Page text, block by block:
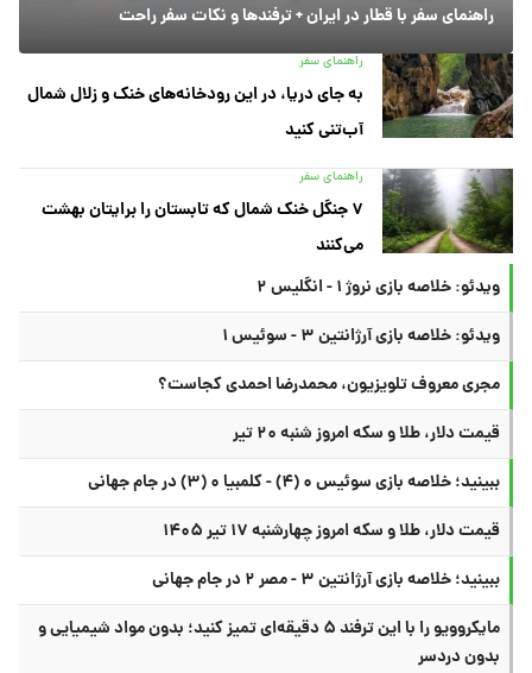
راهنمای سفر با قطار در ایران + ترفندها و نکات سفر راحت
راهنمای سفر
به جای دریا، در این رودخانه‌های خنک و زلال شمال
آب‌تنی کنید
راهنمای سفر
۷ جنگل خنک شمال که تابستان را برایتان بهشت
می‌کنند
ویدئو: خلاصه بازی نروژ ۱ - انگلیس ۲
ویدئو: خلاصه بازی آرژانتین ۳ - سوئیس ۱
مجری معروف تلویزیون، محمدرضا احمدی کجاست؟
قیمت دلار، طلا و سکه امروز شنبه ۲۰ تیر
ببینید؛ خلاصه بازی سوئیس ۰ (۴) - کلمبیا ۰ (۳) در جام جهانی
قیمت دلار، طلا و سکه امروز چهارشنبه ۱۷ تیر ۱۴۰۵
ببینید؛ خلاصه بازی آرژانتین ۳ - مصر ۲ در جام جهانی
مایکروویو را با این ترفند ۵ دقیقه‌ای تمیز کنید؛ بدون مواد شیمیایی و
بدون دردسر